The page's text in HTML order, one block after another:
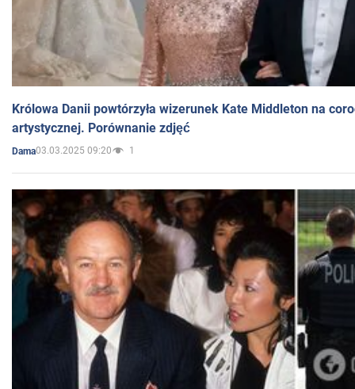
Królowa Danii powtórzyła wizerunek Kate Middleton na
artystycznej. Porównanie zdjęć
Dama03.03.2025 09:20 1